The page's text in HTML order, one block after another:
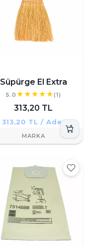
Süpürge El Extra
5.0 (1)
313,20 TL
313,20 TL / Adet